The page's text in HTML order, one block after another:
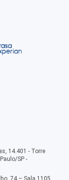
14.401 - Torre
SP -
74 – Sala 1105